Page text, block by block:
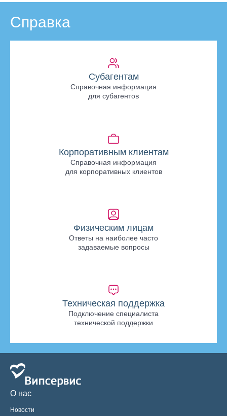
Справка
Субагентам
Справочная информация
для субагентов
Корпоративным клиентам
Справочная информация
для корпоративных клиентов
Физическим лицам
Ответы на наиболее часто
задаваемые вопросы
Техническая поддержка
Подключение специалиста
технической поддержки
О нас
Новости